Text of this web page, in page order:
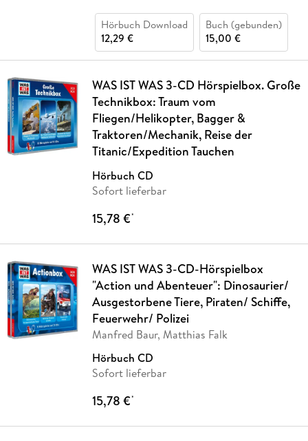
Hörbuch Download
12,29 €
Buch (gebunden)
15,00 €
WAS IST WAS 3-CD Hörspielbox. Große
Technikbox: Traum vom
Fliegen/Helikopter, Bagger &
Traktoren/Mechanik, Reise der
Titanic/Expedition Tauchen
Hörbuch CD
Sofort lieferbar
15,78 €*
WAS IST WAS 3-CD-Hörspielbox
"Action und Abenteuer": Dinosaurier/
Ausgestorbene Tiere, Piraten/ Schiffe,
Feuerwehr/ Polizei
Manfred Baur, Matthias Falk
Hörbuch CD
Sofort lieferbar
15,78 €*